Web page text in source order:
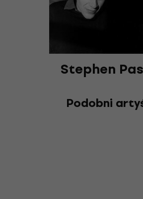
Stephen
Podobni